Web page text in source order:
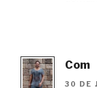
Com
30 DE